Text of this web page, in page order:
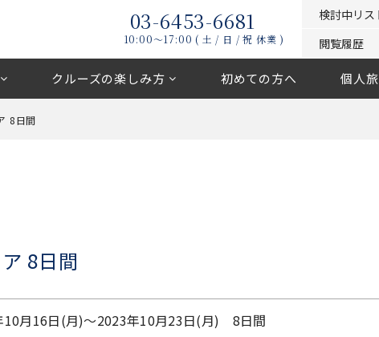
03-6453-6681
10:00〜17:00 ( 土 / 日 / 祝 休業 )
検討中リス
閲覧履歴
クルーズの楽しみ方 初めての方へ 個人
8日間
8日間
10月16日(月)〜2023年10月23日(月) 8日間